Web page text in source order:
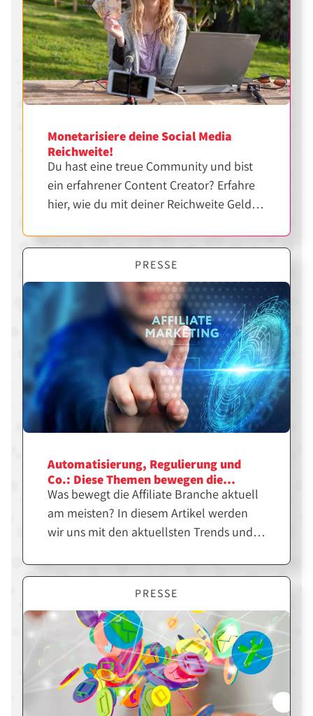
Monetarisiere deine Social Media
Reichweite!
Du hast eine treue Community und bist
ein erfahrener Content Creator? Erfahre
hier, wie du mit deiner Reichweite Geld
PRESSE
Automatisierung, Regulierung und
Co.: Diese Themen bewegen die
Affiliate Branche aktuell am meisten
Was bewegt die Affiliate Branche aktuell
am meisten? In diesem Artikel werden
wir uns mit den aktuellsten Trends und
beschäftigen. Von neuen Methoden zur
Automatisierung bis hin zur Regulierung
durch DSGVO und Co. - hier bleibt ihr up-
to-date!
PRESSE